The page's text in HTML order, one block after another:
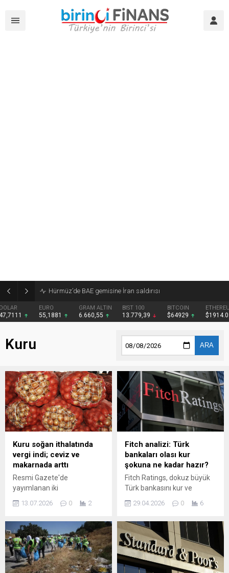
7 başlıkla geçen hafta
EURO
55,1881
GRAM ALTIN
6.660,55
BIST 100
13.779,39
BITCOIN
$64929
ETHEREUM
$1914.09
Kuru ARA
Kuru soğan ithalatında
vergi indi; ceviz ve
makarnada arttı
Resmi Gazete'de
yayımlanan iki
tarım ve gıda ürünlerinin
değişikliklere gidildi. Kuru
soğanda gümrük vergisi
geçici olarak yüzde 5'e
indirilirken, ceviz
ithalatındaki ek mali
13.07.2026 0 2
Fitch analizi: Türk
bankaları olası kur
şokuna ne kadar hazır?
Fitch Ratings, dokuz büyük
Türk bankasını kur ve
risklerine karşı stres testine
genel olarak yeterli sermaye
tamponlarını koruduğunu
belirtti.
29.04.2026 0 6